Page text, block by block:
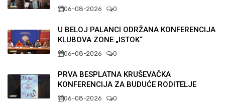
06-08-2026 0
U BELOJ PALANCI ODRŽANA KONFERENCIJA
KLUBOVA ZONE „ISTOK“
06-08-2026 0
PRVA BESPLATNA KRUŠEVAČKA
KONFERENCIJA ZA BUDUĆE RODITELJE
06-08-2026 0